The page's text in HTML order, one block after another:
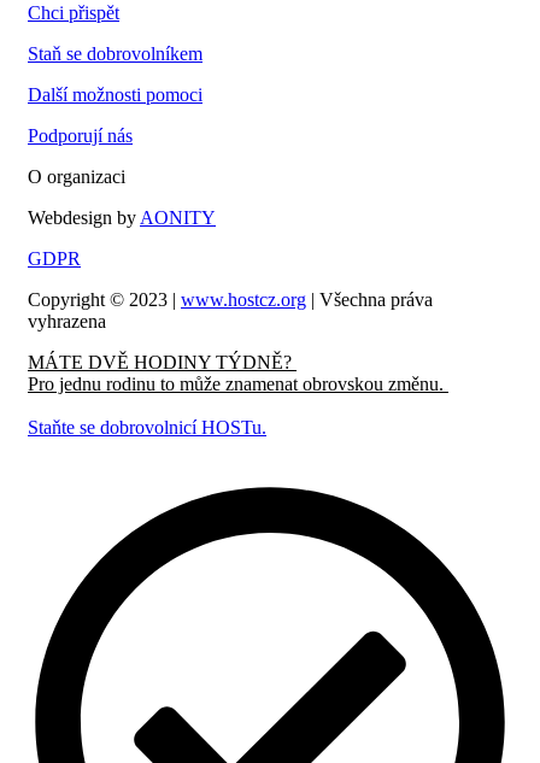
Chci přispět
Staň se dobrovolníkem
Další možnosti pomoci
Podporují nás
O organizaci
Webdesign by AONITY
GDPR
Copyright © 2023 | www.hostcz.org | Všechna práva
vyhrazena
MÁTE DVĚ HODINY TÝDNĚ?
Pro jednu rodinu to může znamenat obrovskou změnu.
Staňte se dobrovolnicí HOSTu.